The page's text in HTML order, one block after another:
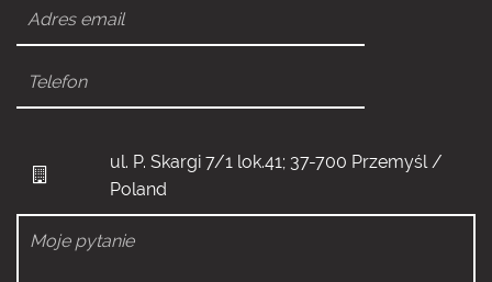
ul. P. Skargi 7/1 lok.41; 37-700 Przemyśl /
Poland